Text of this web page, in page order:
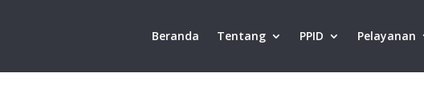
Beranda Tentang PPID Pelayanan